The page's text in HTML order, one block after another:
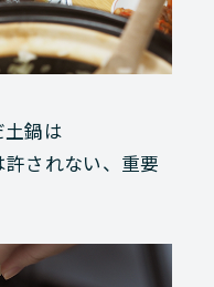
鍋は
されない、重要